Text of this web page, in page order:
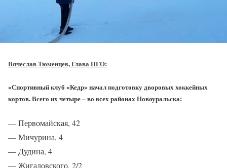
Вячеслав Тюменцев,Глава НГО:
«Спортивный клуб «Кедр» начал подготовку дворовых хоккейных
кортов. Всего их четыре – во всех районах Новоуральска:
— Первомайская, 42
— Мичурина, 4
— Дудина, 4
— Жигаловского, 2/2